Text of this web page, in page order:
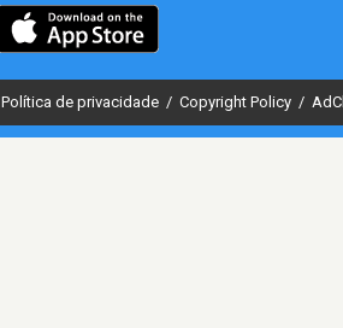
Política de privacidade / Copyright Policy /